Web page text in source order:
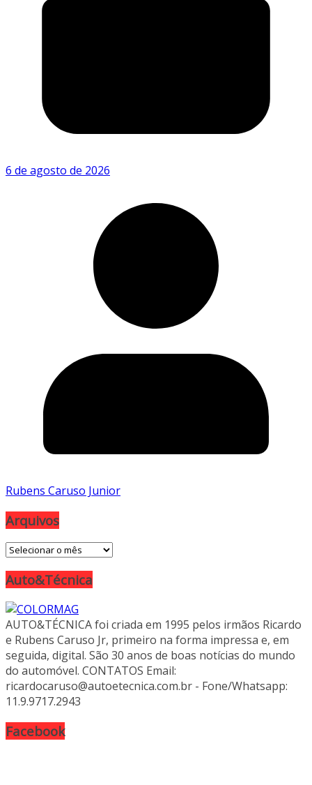
6 de agosto de 2026
Rubens Caruso Junior
Arquivos
Arquivos
Auto&Técnica
AUTO&TÉCNICA foi criada em 1995 pelos irmãos Ricardo
e Rubens Caruso Jr, primeiro na forma impressa e, em
seguida, digital. São 30 anos de boas notícias do mundo
do automóvel. CONTATOS Email:
ricardocaruso@autoetecnica.com.br - Fone/Whatsapp:
11.9.9717.2943
Facebook